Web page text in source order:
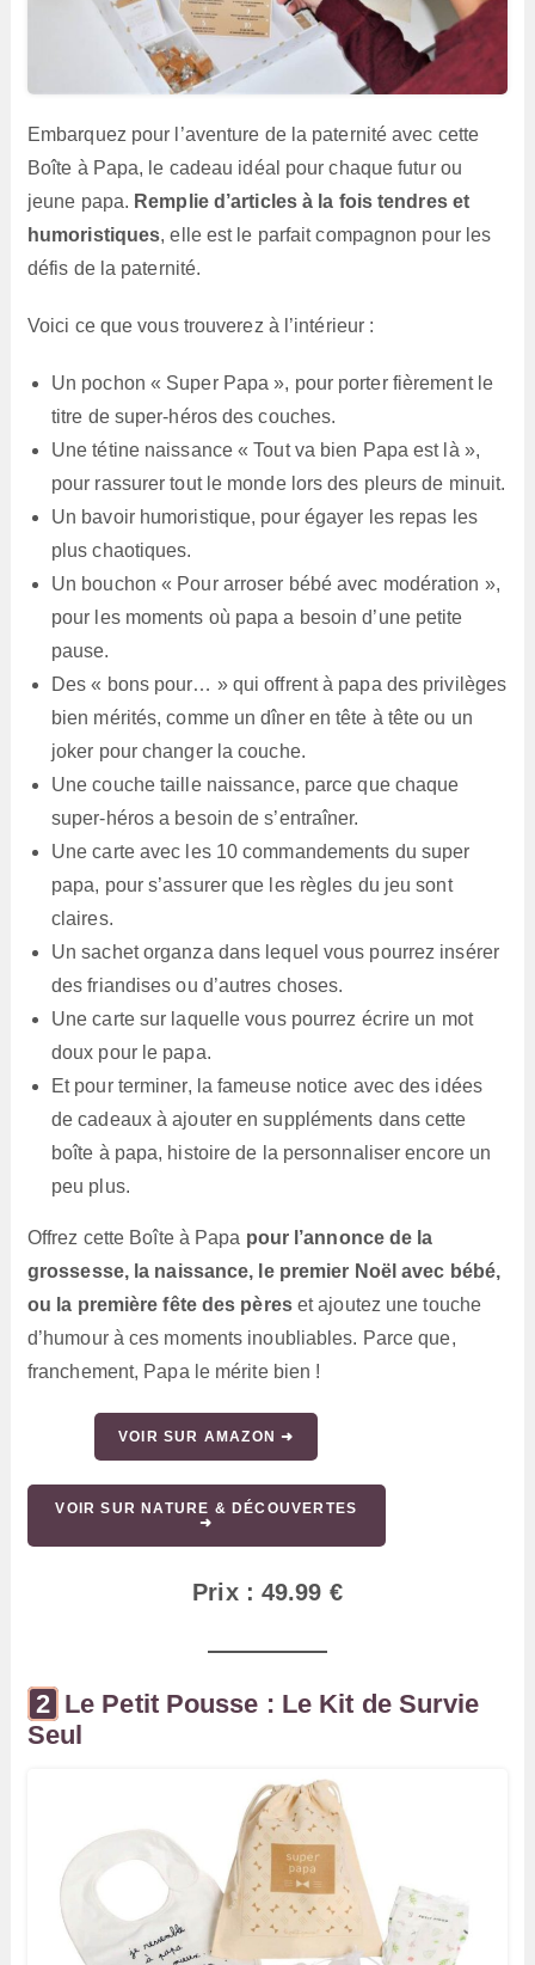
Embarquez pour l’aventure de la paternité avec cette
Boîte à Papa, le cadeau idéal pour chaque futur ou
jeune papa. Remplie d’articles à la fois tendres et
humoristiques, elle est le parfait compagnon pour les
défis de la paternité.
Voici ce que vous trouverez à l’intérieur :
Un pochon « Super Papa », pour porter fièrement le
titre de super-héros des couches.
Une tétine naissance « Tout va bien Papa est là »,
pour rassurer tout le monde lors des pleurs de minuit.
Un bavoir humoristique, pour égayer les repas les
plus chaotiques.
Un bouchon « Pour arroser bébé avec modération »,
pour les moments où papa a besoin d’une petite
pause.
Des « bons pour… » qui offrent à papa des privilèges
bien mérités, comme un dîner en tête à tête ou un
joker pour changer la couche.
Une couche taille naissance, parce que chaque
super-héros a besoin de s’entraîner.
Une carte avec les 10 commandements du super
papa, pour s’assurer que les règles du jeu sont
claires.
Un sachet organza dans lequel vous pourrez insérer
des friandises ou d’autres choses.
Une carte sur laquelle vous pourrez écrire un mot
doux pour le papa.
Et pour terminer, la fameuse notice avec des idées
de cadeaux à ajouter en suppléments dans cette
boîte à papa, histoire de la personnaliser encore un
peu plus.
Offrez cette Boîte à Papa pour l’annonce de la
grossesse, la naissance, le premier Noël avec bébé,
ou la première fête des pèreset ajoutez une touche
d’humour à ces moments inoubliables. Parce que,
franchement, Papa le mérite bien !
VOIR SUR AMAZON ➜
VOIR SUR NATURE & DÉCOUVERTES
➜
Prix : 49.99 €
Le Petit Pousse : Le Kit de Survie
Seul